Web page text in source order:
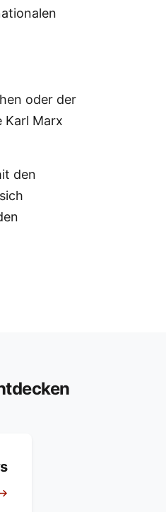
oder der
Karl Marx
den